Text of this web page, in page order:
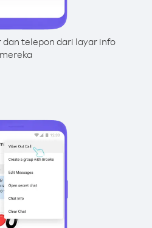
dan telepon dari layar info
mereka